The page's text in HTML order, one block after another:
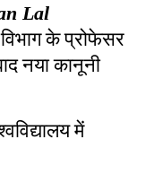
Lal
के प्रोफेसर
नया कानूनी
में